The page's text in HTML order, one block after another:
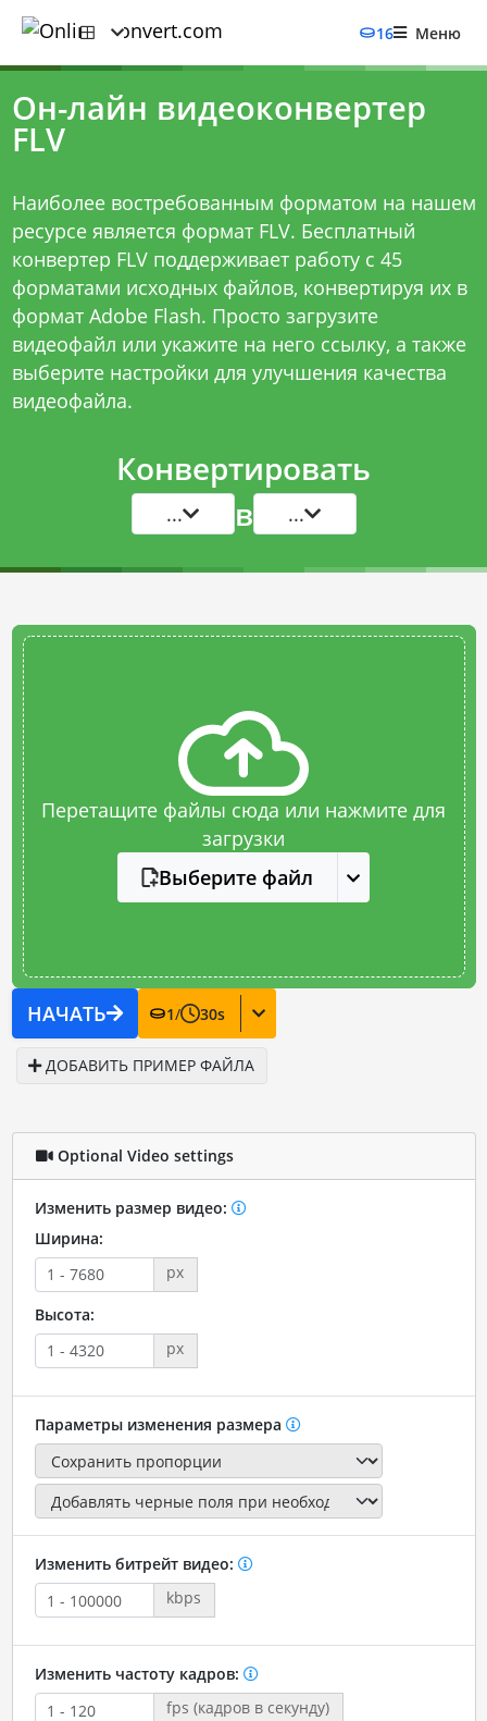
16 Меню
Он-лайн видеоконвертер
FLV
Наиболее востребованным форматом на нашем
ресурсе является формат FLV. Бесплатный
конвертер FLV поддерживает работу с 45
форматами исходных файлов, конвертируя их в
формат Adobe Flash. Просто загрузите
видеофайл или укажите на него ссылку, а также
выберите настройки для улучшения качества
видеофайла.
Конвертировать
... в ...
Перетащите файлы сюда или нажмите для
загрузки
Выберите файл
НАЧАТЬ 1/ 30s
ДОБАВИТЬ ПРИМЕР ФАЙЛА
Optional Video settings
Изменить размер видео:
Ширина:
px
Высота:
px
Параметры изменения размера
Изменить битрейт видео:
kbps
Изменить частоту кадров:
fps (кадров в секунду)